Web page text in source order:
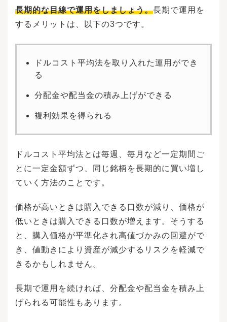
長期的な目線で運用をしましょう。長期で運用を
するメリットは、以下の3つです。
ドルコスト平均法を取り入れた運用ができ
る
分配金や配当金の積み上げができる
複利効果を得られる
ドルコスト平均法とは毎週、毎月など一定期間ご
とに一定金額ずつ、同じ銘柄を長期的に買い増し
ていく方法のことです。
価格が高いときは購入できる口数が減り、価格が
低いときは購入できる口数が増えます。そうする
と、購入価格が平準化され高値づかみの回避がで
き、値動きにより資産が減少するリスクを軽減で
きるかもしれません。
長期で運用を続ければ、分配金や配当金を積み上
げられる可能性もあります。